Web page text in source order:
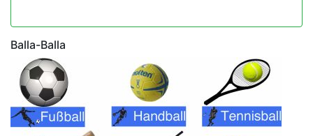
Balla-Balla